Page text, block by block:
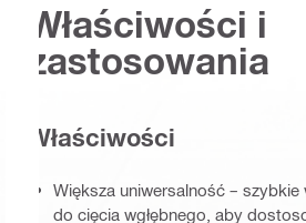
Właściwości i
zastosowania
Właściwości
Większa uniwersalność – szybkie
do cięcia wgłębnego, aby